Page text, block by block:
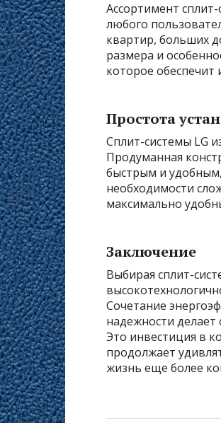
Ассортимент
любого
квартир, больших
размера и
которое
Простота
Сплит-системы LG
Продуманная
быстрым и удобным,
необходимости
максимально
Заключение
Выбирая сплит-
Сочетание
надежности
Это инвестиция в
продолжает
жизнь еще более